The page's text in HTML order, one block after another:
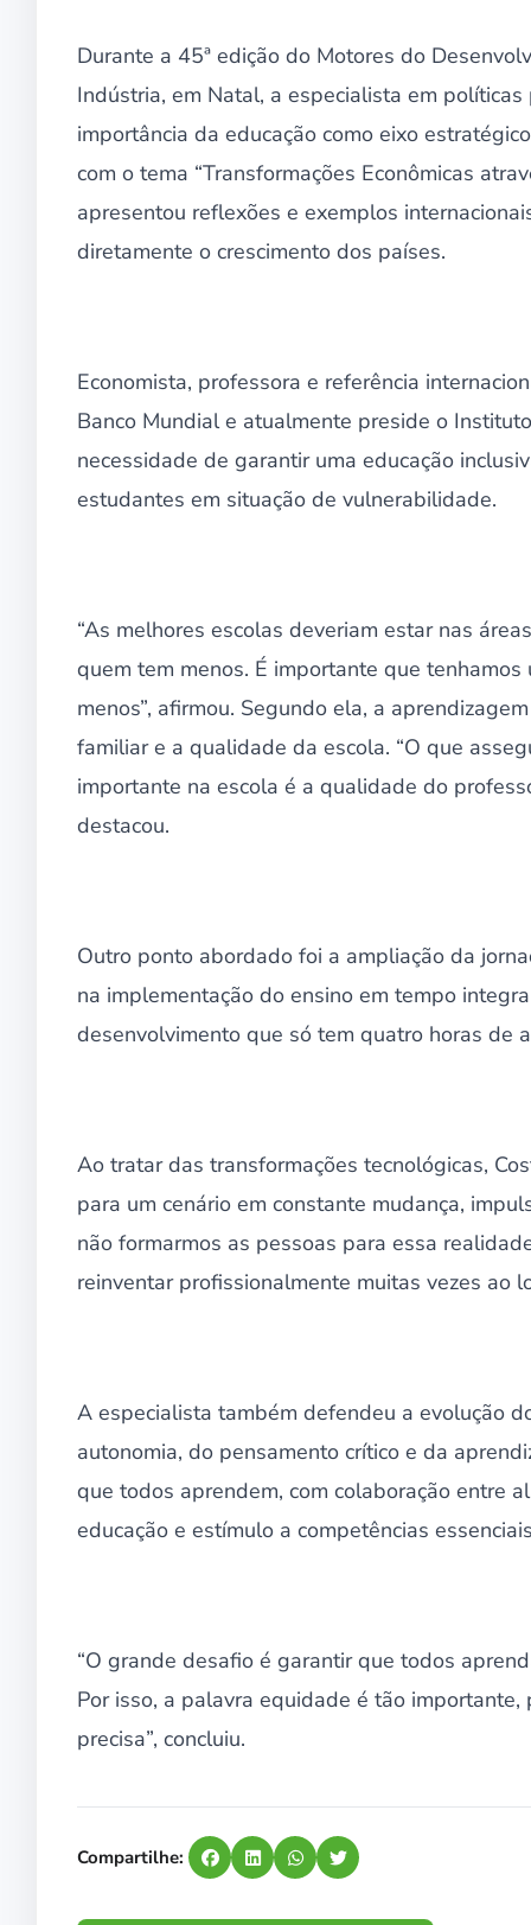
Durante a 45ª edição do Motores do
Indústria, em Natal, a especialista em
importância da educação como eixo
com o tema “Transformações Econômicas
apresentou reflexões e exemplos
diretamente o crescimento dos países.
Economista, professora e referência
Banco Mundial e atualmente preside o
necessidade de garantir uma educação
estudantes em situação de vulnerabilidade.
“As melhores escolas deveriam estar nas
quem tem menos. É importante que
menos”, afirmou. Segundo ela, a
familiar e a qualidade da escola. “O que
importante na escola é a qualidade do
destacou.
Outro ponto abordado foi a ampliação da
na implementação do ensino em tempo
desenvolvimento que só tem quatro horas de
Ao tratar das transformações tecnológicas,
para um cenário em constante mudança,
não formarmos as pessoas para essa
reinventar profissionalmente muitas vezes ao
A especialista também defendeu a evolução
autonomia, do pensamento crítico e da
que todos aprendem, com colaboração entre
educação e estímulo a competências
“O grande desafio é garantir que todos
Por isso, a palavra equidade é tão
precisa”, concluiu.
Compartilhe: